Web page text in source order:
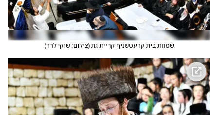
שמחת בית קרעטשניף קריית גת(צילום: שוקי לרר)